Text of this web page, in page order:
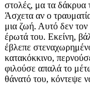
στολές, μα τα δάκρυα
Άσχετα αν ο
μια ζωή. Αυτό δεν
έρωτά του. Εκείνη,
έβλεπε
κατακόκκινο,
φιλούσε απαλά το
θάνατό του, κόντεψε